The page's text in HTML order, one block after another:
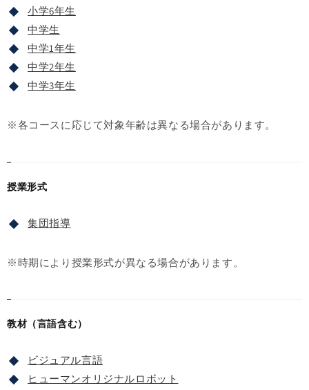
小学6年生
中学生
中学1年生
中学2年生
中学3年生
※各コースに応じて対象年齢は異なる場合があります。
授業形式
集団指導
※時期により授業形式が異なる場合があります。
教材（言語含む）
ビジュアル言語
ヒューマンオリジナルロボット